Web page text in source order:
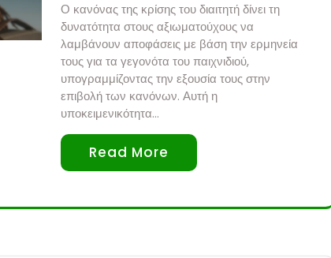
Ο κανόνας της κρίσης του διαιτητή δίνει τη
δυνατότητα στους αξιωματούχους να
λαμβάνουν αποφάσεις με βάση την ερμηνεία
τους για τα γεγονότα του παιχνιδιού,
υπογραμμίζοντας την εξουσία τους στην
επιβολή των κανόνων. Αυτή η
υποκειμενικότητα…
Read More